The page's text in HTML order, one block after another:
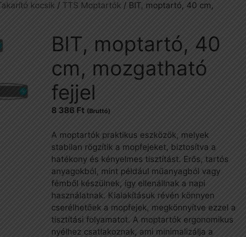
kocsik / TTS Moptartók / BIT, moptartó, 40 cm,
BIT, moptartó, 40
cm, mozgatható
fejjel
8 386 Ft (Bruttó)
A moptartók praktikus eszközök, melyek
stabilan rögzítik a mopfejeket, biztosítva a
hatékony és kényelmes tisztítást. Erős, tartós
anyagokból, mint például műanyagból vagy
fémből készülnek, így ellenállnak a napi
használatnak. Kialakításuk révén könnyen
cserélhetőek a mopfejek, megkönnyítve ezzel a
tisztítási folyamatot. A moptartók ergonomikus
nyélhez csatlakoznak, ami minimalizálja a